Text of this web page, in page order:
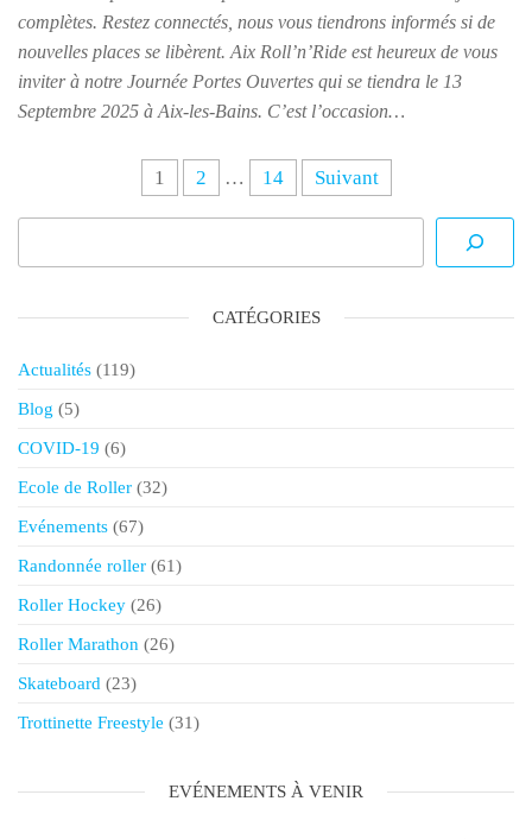
complètes. Restez connectés, nous vous tiendrons informés si de
nouvelles places se libèrent. Aix Roll’n’Ride est heureux de vous
inviter à notre Journée Portes Ouvertes qui se tiendra le 13
Septembre 2025 à Aix-les-Bains. C’est l’occasion…
1 2 … 14 Suivant
CATÉGORIES
Actualités (119)
Blog (5)
COVID-19 (6)
Ecole de Roller (32)
Evénements (67)
Randonnée roller (61)
Roller Hockey (26)
Roller Marathon (26)
Skateboard (23)
Trottinette Freestyle (31)
EVÉNEMENTS À VENIR